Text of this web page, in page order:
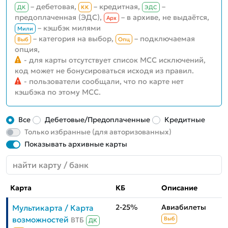
ДК – дебетовая, КК – кредитная, ЭДС
–
предоплаченная (ЭДС),
Aрх – в архиве, не выдаётся,
Мили – кэшбэк милями
Выб – категория на выбор, Опц
– подключаемая
опция,
- для карты отсутствует список MCC исключений,
код может не бонусироваться исходя из правил.
- пользователи сообщали, что по карте нет
кэшбэка по этому MCC.
Все Дебетовые/Предоплаченные
Кредитные
Только избранные (для авторизованных)
Показывать архивные карты
Карта КБ Описание
Мультикарта / Карта
возможностей ВТБ
ДК
2-25% Авиабилеты
Выб